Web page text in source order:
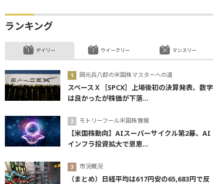
ランキング
デイリー
岡元兵八郎の米国株マスターへの道
スペースＸ［SPCX］上場後初の決算発表、数字
は良かったが株価が下落...
モトリーフール米国株情報
【米国株動向】AIスーパーサイクル第2幕、AI
インフラ投資拡大で恩恵...
市況概況
（まとめ）日経平均は617円安の65,683円で反
ウイークリー マンスリー